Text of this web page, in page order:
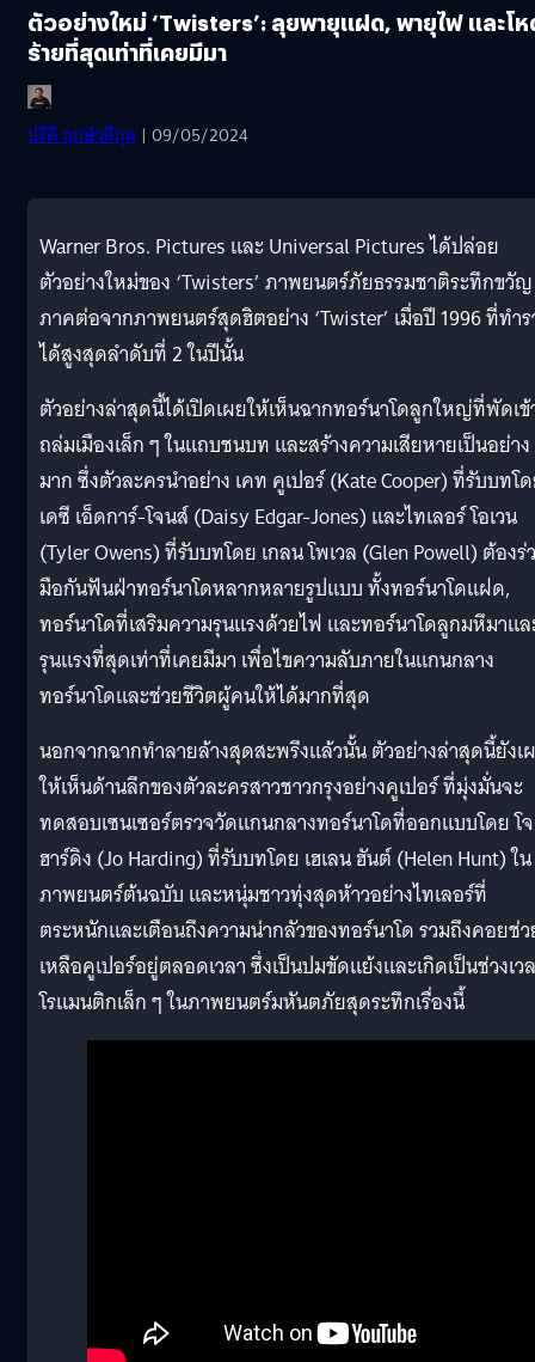
ตัวอย่างใหม่ ‘Twisters’: ลุยพายุแฝด, พายุไฟ และโ
ร้ายที่สุดเท่าที่เคยมีมา
ปรีดี ฤกษ์วลีกุล | 09/05/2024
Warner Bros. Pictures และ Universal Pictures ได้ปล่อย
ตัวอย่างใหม่ของ ‘Twisters’ ภาพยนตร์ภัยธรรมชาติระทึกขวัญ
ภาคต่อจากภาพยนตร์สุดฮิตอย่าง ‘Twister’ เมื่อปี 1996 ที่ทำ
ได้สูงสุดลำดับที่ 2 ในปีนั้น
ตัวอย่างล่าสุดนี้ได้เปิดเผยให้เห็นฉากทอร์นาโดลูกใหญ่ที่พัดเข้
ถล่มเมืองเล็ก ๆ ในแถบชนบท และสร้างความเสียหายเป็นอย่าง
มาก ซึ่งตัวละครนำอย่าง เคท คูเปอร์ (Kate Cooper) ที่รับบทโ
เดซี เอ็ดการ์-โจนส์ (Daisy Edgar-Jones) และไทเลอร์ โอเวน
(Tyler Owens) ที่รับบทโดย เกลน โพเวล (Glen Powell) ต้องร่
มือกันฟันฝ่าทอร์นาโดหลากหลายรูปแบบ ทั้งทอร์นาโดแฝด,
ทอร์นาโดที่เสริมความรุนแรงด้วยไฟ และทอร์นาโดลูกมหึมาแ
รุนแรงที่สุดเท่าที่เคยมีมา เพื่อไขความลับภายในแกนกลาง
ทอร์นาโดและช่วยชีวิตผู้คนให้ได้มากที่สุด
นอกจากฉากทำลายล้างสุดสะพรึงแล้วนั้น ตัวอย่างล่าสุดนี้ยังเ
ให้เห็นด้านลึกของตัวละครสาวชาวกรุงอย่างคูเปอร์ ที่มุ่งมั่นจะ
ทดสอบเซนเซอร์ตรวจวัดแกนกลางทอร์นาโดที่ออกแบบโดย โจ
ฮาร์ดิง (Jo Harding) ที่รับบทโดย เฮเลน ฮันต์ (Helen Hunt) ใน
ภาพยนตร์ต้นฉบับ และหนุ่มชาวทุ่งสุดห้าวอย่างไทเลอร์ที่
ตระหนักและเตือนถึงความน่ากลัวของทอร์นาโด รวมถึงคอยช่
เหลือคูเปอร์อยู่ตลอดเวลา ซึ่งเป็นปมขัดแย้งและเกิดเป็นช่วงเว
โรแมนติกเล็ก ๆ ในภาพยนตร์มหันตภัยสุดระทึกเรื่องนี้